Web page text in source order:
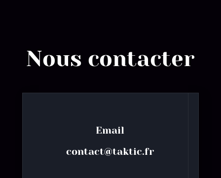
Nous contacter
Email
contact@taktic.fr